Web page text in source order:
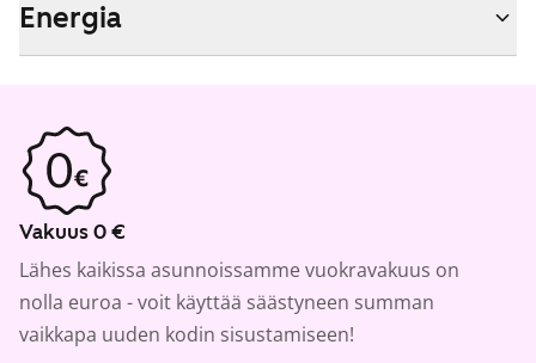
Energia
Vakuus 0 €
Lähes kaikissa asunnoissamme vuokravakuus on
nolla euroa - voit käyttää säästyneen summan
vaikkapa uuden kodin sisustamiseen!